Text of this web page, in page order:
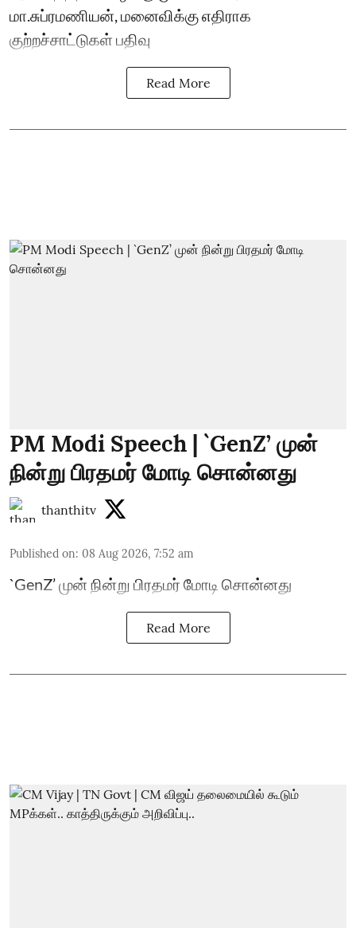
மா.சுப்ரமணியன், மனைவிக்கு எதிராக
குற்றச்சாட்டுகள் பதிவு
Read More
PM Modi Speech | `GenZ’ முன்
நின்று பிரதமர் மோடி சொன்னது
thanthitv
Published on: 08 Aug 2026, 7:52 am
`GenZ’ முன் நின்று பிரதமர் மோடி சொன்னது
Read More